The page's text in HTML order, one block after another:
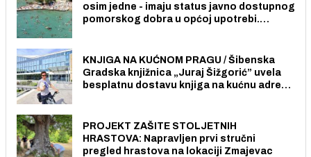
osim jedne - imaju status javno dostupnog
pomorskog dobra u općoj upotrebi.
KNJIGA NA KUĆNOM PRAGU / Šibenska
Gradska knjižnica „Juraj Šižgorić” uvela
besplatnu dostavu knjiga na kućnu adresu
PROJEKT ZAŠITE STOLJETNIH
HRASTOVA: Napravljen prvi stručni
pregled hrastova na lokaciji Zmajevac